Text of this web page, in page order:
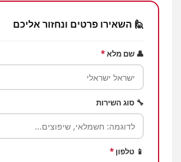
🙋 השאירו פרטים ונחזור אליכם
👤 שם מלא*
🔧 סוג השירות
📱 טלפון *